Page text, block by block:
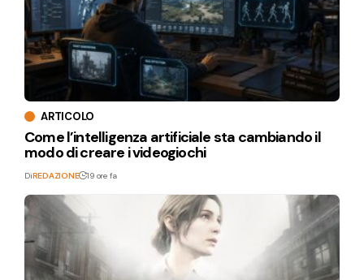
ARTICOLO
Come l’intelligenza artificiale sta cambiando il
modo di creare i videogiochi
DiREDAZIONE 19 ore fa